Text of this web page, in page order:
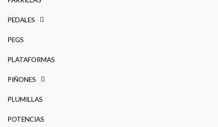
PEDALES
PEGS
PLATAFORMAS
PIÑONES
PLUMILLAS
POTENCIAS